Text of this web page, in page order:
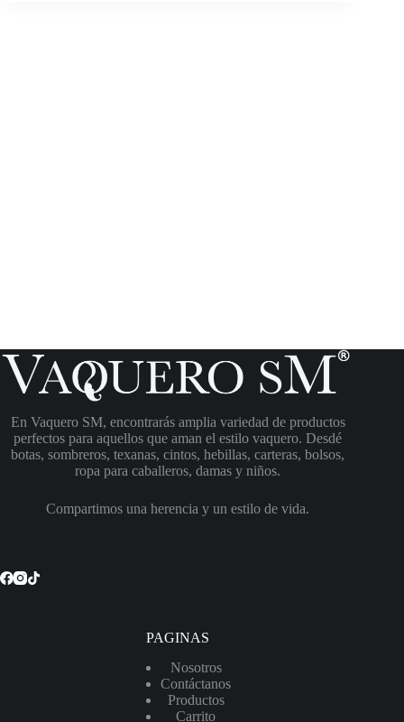
En Vaquero SM, encontrarás amplia variedad de productos
perfectos para aquellos que aman el estilo vaquero. Desdé
botas, sombreros, texanas, cintos, hebillas, carteras, bolsos,
ropa para caballeros, damas y niños.
Compartimos una herencia y un estilo de vida.
PAGINAS
Nosotros
Contáctanos
Productos
Carrito